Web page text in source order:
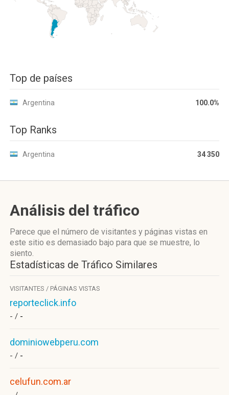
Top de países
Argentina 100.0%
Top Ranks
Argentina 34 350
Análisis del tráfico
Parece que el número de visitantes y páginas vistas en
este sitio es demasiado bajo para que se muestre, lo
siento.
Estadísticas de Tráfico Similares
VISITANTES / PÁGINAS VISTAS
reporteclick.info
- / -
dominiowebperu.com
- / -
celufun.com.ar